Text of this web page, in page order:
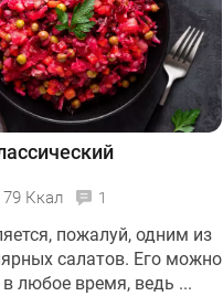
79 Ккал 1
пожалуй, одним из
салатов. Его можно
в любое время, ведь ...